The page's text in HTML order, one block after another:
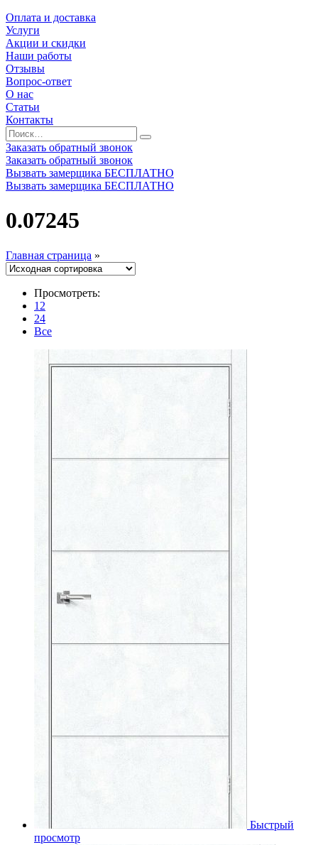
Оплата и доставка
Услуги
Акции и скидки
Наши работы
Отзывы
Вопрос-ответ
О нас
Статьи
Контакты
Заказать обратный звонок
Заказать обратный звонок
Вызвать замерщика БЕСПЛАТНО
Вызвать замерщика БЕСПЛАТНО
0.07245
Главная страница »
Просмотреть:
12
24
Все
Быстрый
просмотр